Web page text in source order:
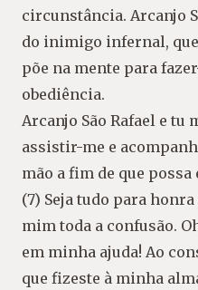
circunstância. Arcanjo
do inimigo infernal,
põe na mente para
obediência.
Arcanjo São Rafael e tu
assistir-me e
mão a fim de que possa
(7) Seja tudo para
mim toda a confusão.
em minha ajuda! Ao
que fizeste à minha